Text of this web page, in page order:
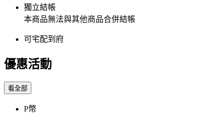
獨立結帳
本商品無法與其他商品合併結帳
可宅配到府
優惠活動
看全部
P幣